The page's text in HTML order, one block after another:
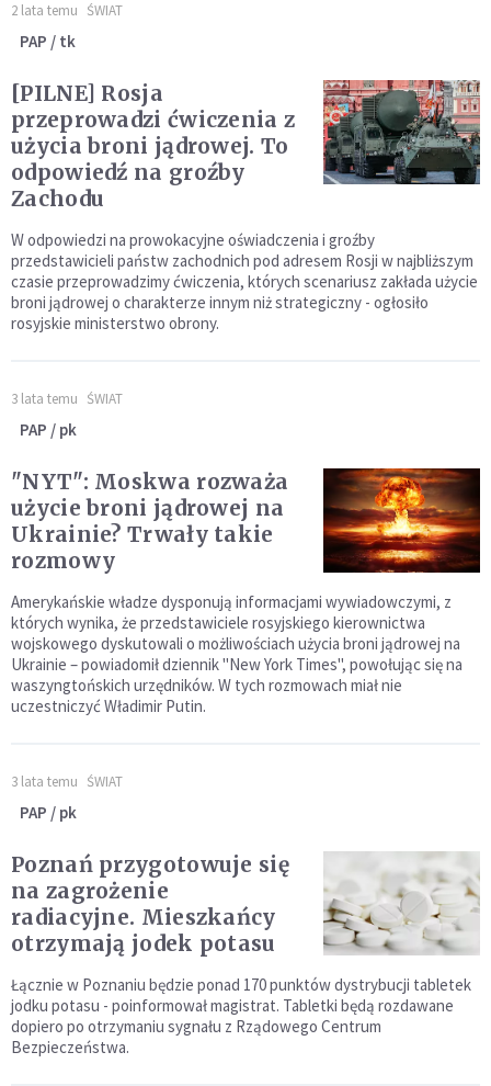
2 lata temu ŚWIAT
PAP / tk
[PILNE] Rosja
przeprowadzi ćwiczenia z
użycia broni jądrowej. To
odpowiedź na groźby
Zachodu
W odpowiedzi na prowokacyjne oświadczenia i groźby
przedstawicieli państw zachodnich pod adresem Rosji w najbliższym
czasie przeprowadzimy ćwiczenia, których scenariusz zakłada użycie
broni jądrowej o charakterze innym niż strategiczny - ogłosiło
rosyjskie ministerstwo obrony.
3 lata temu ŚWIAT
PAP / pk
"NYT": Moskwa rozważa
użycie broni jądrowej na
Ukrainie? Trwały takie
rozmowy
Amerykańskie władze dysponują informacjami wywiadowczymi, z
których wynika, że przedstawiciele rosyjskiego kierownictwa
wojskowego dyskutowali o możliwościach użycia broni jądrowej na
Ukrainie – powiadomił dziennik "New York Times", powołując się na
waszyngtońskich urzędników. W tych rozmowach miał nie
uczestniczyć Władimir Putin.
3 lata temu ŚWIAT
PAP / pk
Poznań przygotowuje się
na zagrożenie
radiacyjne. Mieszkańcy
otrzymają jodek potasu
Łącznie w Poznaniu będzie ponad 170 punktów dystrybucji tabletek
jodku potasu - poinformował magistrat. Tabletki będą rozdawane
dopiero po otrzymaniu sygnału z Rządowego Centrum
Bezpieczeństwa.